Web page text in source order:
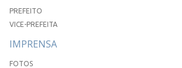
PREFEITO
VICE-PREFEITA
IMPRENSA
FOTOS